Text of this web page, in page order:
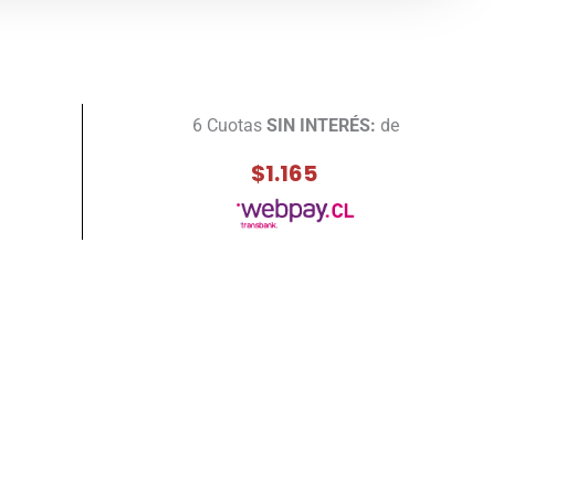
6 Cuotas SIN INTERÉS: de
$1.165